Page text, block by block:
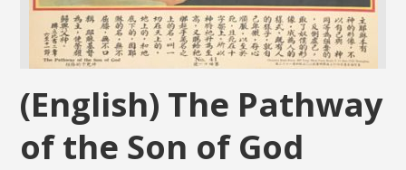
(English) The Pathway
of the Son of God